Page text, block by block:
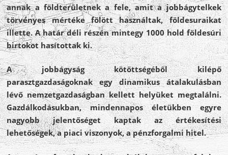
annak a földterületnek a fele, amit a jobbágytelkek
törvényes mértéke fölött használtak, földesuraikat
illette. A határ déli részén mintegy 1000 hold földesúri
birtokot hasítottak ki.
A jobbágyság kötöttségéből kilépő
parasztgazdaságoknak egy dinamikus átalakulásban
lévő nemzetgazdaságban kellett helyüket megtalálni.
Gazdálkodásukban, mindennapos életükben egyre
nagyobb jelentőséget kaptak az értékesítési
lehetőségek, a piaci viszonyok, a pénzforgalmi hitel.